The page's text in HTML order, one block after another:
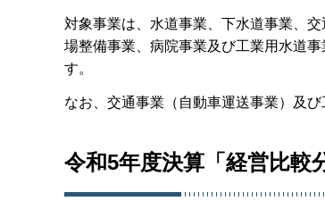
対象事業は、水道事業、下水道事業、
場整備事業、病院事業及び工業用水道
す。
なお、交通事業（自動車運送事業）及
令和5年度決算「経営比較